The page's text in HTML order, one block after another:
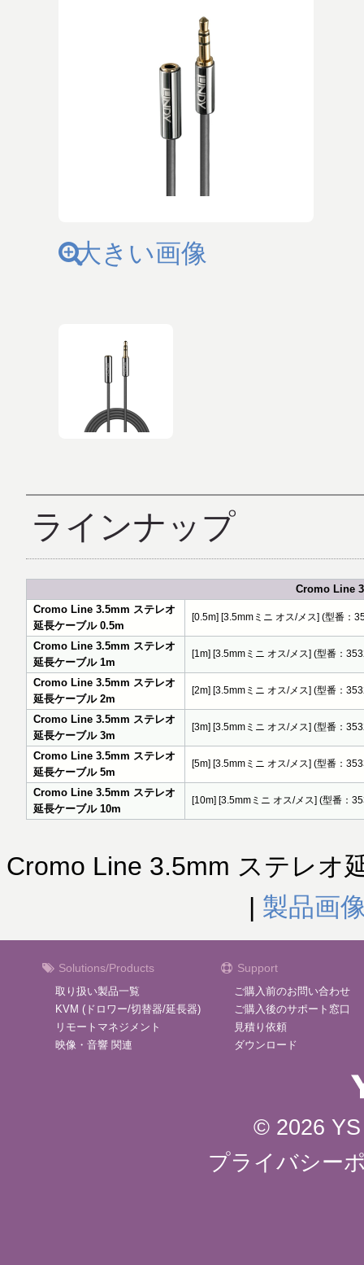
大きい画像
ラインナップ
Cromo Line
Cromo Line 3.5mm ステレオ
延長ケーブル 0.5m
[0.5m] [3.5mmミニ オス/メス] (型番：
Cromo Line 3.5mm ステレオ
延長ケーブル 1m
[1m] [3.5mmミニ オス/メス] (型番：
Cromo Line 3.5mm ステレオ
延長ケーブル 2m
[2m] [3.5mmミニ オス/メス] (型番：
Cromo Line 3.5mm ステレオ
延長ケーブル 3m
[3m] [3.5mmミニ オス/メス] (型番：
Cromo Line 3.5mm ステレオ
延長ケーブル 5m
[5m] [3.5mmミニ オス/メス] (型番：
Cromo Line 3.5mm ステレオ
延長ケーブル 10m
[10m] [3.5mmミニ オス/メス] (型番：
Cromo Line 3.5mm ステレオ
| 製品画
Solutions/Products
取り扱い製品一覧
KVM (ドロワー/切替器/延長器)
リモートマネジメント
映像・音響 関連
Support
ご購入前のお問い合わせ
ご購入後のサポート窓口
見積り依頼
ダウンロード
© 2026
プライバシー